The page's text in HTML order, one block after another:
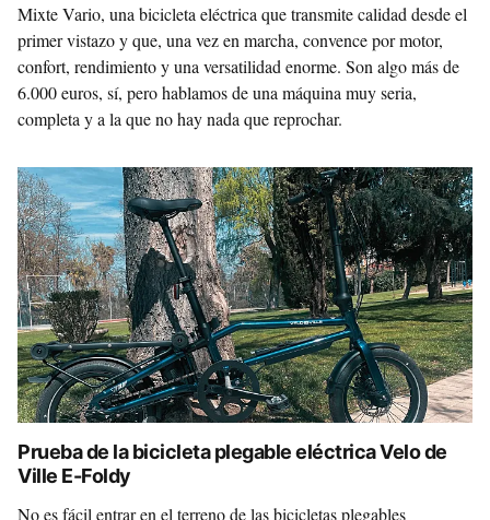
Mixte Vario, una bicicleta eléctrica que transmite calidad desde el
primer vistazo y que, una vez en marcha, convence por motor,
confort, rendimiento y una versatilidad enorme. Son algo más de
6.000 euros, sí, pero hablamos de una máquina muy seria,
completa y a la que no hay nada que reprochar.
Prueba de la bicicleta plegable eléctrica Velo de
Ville E-Foldy
No es fácil entrar en el terreno de las bicicletas plegables